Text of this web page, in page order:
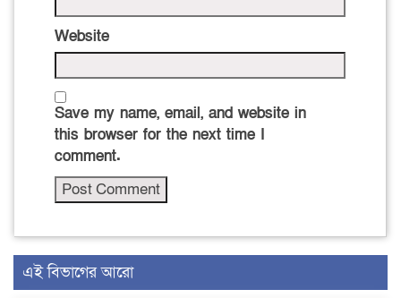
Website
Save my name, email, and website in
this browser for the next time I
comment.
এই বিভাগের আরো